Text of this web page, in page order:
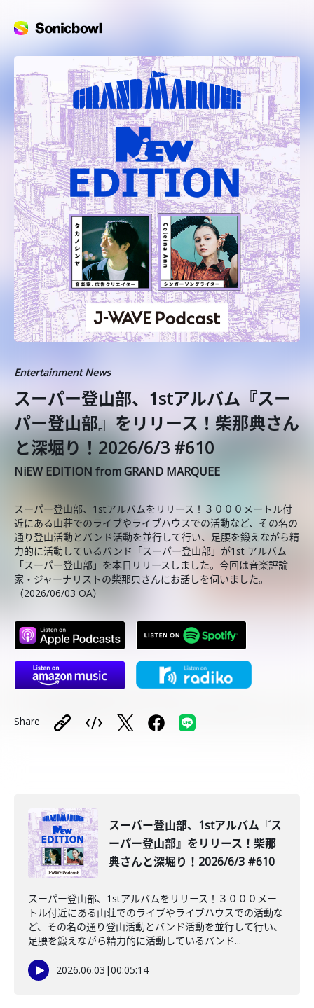
Entertainment News
スーパー登山部、1stアルバム『スー
パー登山部』をリリース！柴那典さん
と深堀り！2026/6/3 #610
NiEW EDITION from GRAND MARQUEE
スーパー登山部、1stアルバムをリリース！３０００メートル付
近にある山荘でのライブやライブハウスでの活動など、その名の
通り登山活動とバンド活動を並行して行い、足腰を鍛えながら精
力的に活動しているバンド「スーパー登山部」が1st アルバム
「スーパー登山部」を本日リリースしました。今回は音楽評論
家・ジャーナリストの柴那典さんにお話しを伺いました。
（2026/06/03 OA）
Share
スーパー登山部、1stアルバム『ス
ーパー登山部』をリリース！柴那
典さんと深堀り！2026/6/3 #610
スーパー登山部、1stアルバムをリリース！３０００メー
トル付近にある山荘でのライブやライブハウスでの活動な
ど、その名の通り登山活動とバンド活動を並行して行い、
足腰を鍛えながら精力的に活動しているバンド...
2026.06.03 |00:05:14